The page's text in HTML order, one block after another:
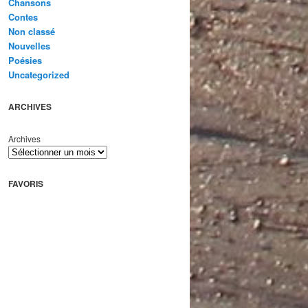
Contes
Non classé
Nouvelles
Poésies
Uncategorized
ARCHIVES
Archives
FAVORIS